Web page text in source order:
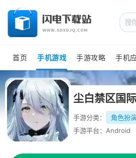
首页 手机游戏 手游攻略 手机
尘白禁区国
手游分类：
角色扮演
手游平台：Android